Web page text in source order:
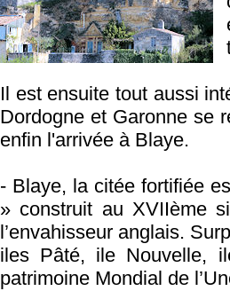
Il est ensuite tout aussi
Dordogne et Garonne se
enfin l'arrivée à Blaye.
- Blaye, la citée fortifiée
» construit au XVIIème
l’envahisseur anglais.
iles Pâté, ile Nouvelle,
patrimoine Mondial de